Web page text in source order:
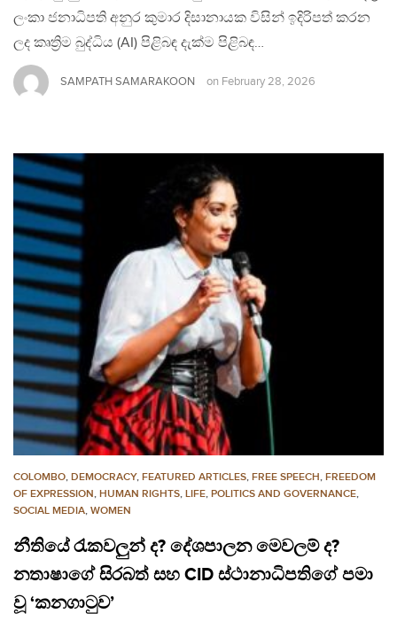
ලංකා ජනාධිපති අනුර කුමාර දිසානායක විසින් ඉදිරිපත් කරන
ලද කෘත්‍රිම බුද්ධිය (AI) පිළිබඳ දැක්ම පිළිබඳ…
SAMPATH SAMARAKOON on February 28, 2026
COLOMBO, DEMOCRACY, FEATURED ARTICLES, FREE SPEECH, FREEDOM
OF EXPRESSION, HUMAN RIGHTS, LIFE, POLITICS AND GOVERNANCE,
SOCIAL MEDIA, WOMEN
නීතියේ රැකවලුන් ද? දේශපාලන මෙවලම් ද?
නතාෂාගේ සිරබත් සහ CID ස්ථානාධිපතිගේ පමා
වූ ‘කනගාටුව’